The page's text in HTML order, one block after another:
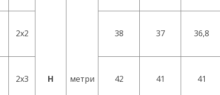
H метри
2x2 38 37 36,8
2x3 42 41 41